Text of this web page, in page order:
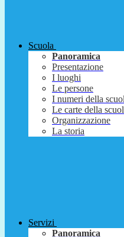
Scuola
Panoramica
Presentazione
I luoghi
Le persone
I numeri della
Le carte della
Organizzazione
La storia
Servizi
Panoramica